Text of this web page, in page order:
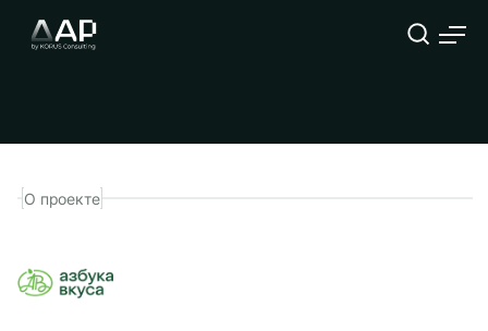
Модернизация аналитической
системы
О проекте